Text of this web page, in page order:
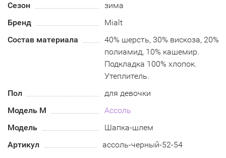
Сезон
зима
Бренд
Mialt
Состав материала
40% шерсть, 30% вискоза, 20%
полиамид, 10% кашемир.
Подкладка 100% хлопок.
Утеплитель.
Пол
для девочки
Модель М
Ассоль
Модель
Шапка-шлем
Артикул
ассоль-черный-52-54